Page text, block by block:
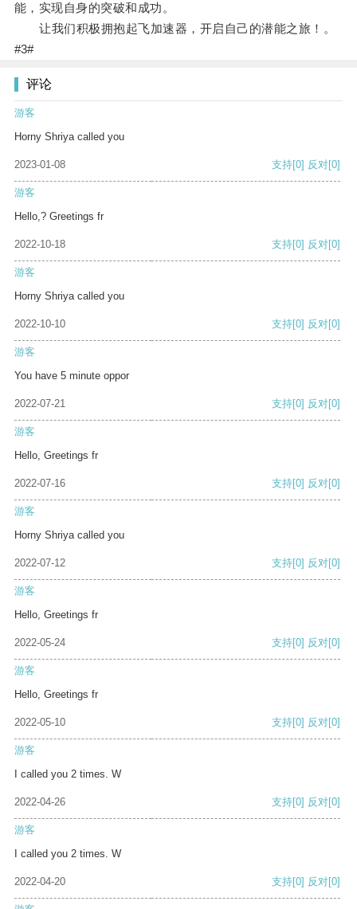
能，实现自身的突破和成功。
让我们积极拥抱起飞加速器，开启自己的潜能之旅！。
#3#
评论
游客
Horny Shriya called you
2023-01-08 支持[0] 反对[0]
游客
Hello,? Greetings fr
2022-10-18 支持[0] 反对[0]
游客
Horny Shriya called you
2022-10-10 支持[0] 反对[0]
游客
You have 5 minute oppor
2022-07-21 支持[0] 反对[0]
游客
Hello, Greetings fr
2022-07-16 支持[0] 反对[0]
游客
Horny Shriya called you
2022-07-12 支持[0] 反对[0]
游客
Hello, Greetings fr
2022-05-24 支持[0] 反对[0]
游客
Hello, Greetings fr
2022-05-10 支持[0] 反对[0]
游客
I called you 2 times. W
2022-04-26 支持[0] 反对[0]
游客
I called you 2 times. W
2022-04-20 支持[0] 反对[0]